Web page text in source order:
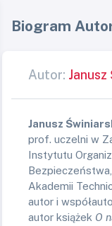
Biogram
Autor: Janusz
Janusz
prof. uczelni w
Instytutu
Akademii
autor i
autor książek O